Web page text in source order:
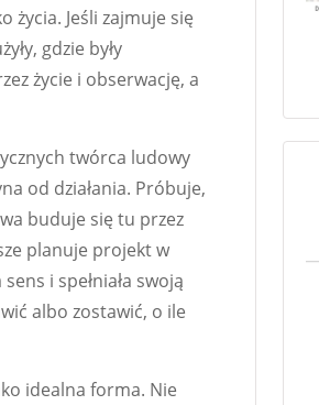
Jeśli zajmuje się
gdzie były
życie i obserwację, a
twórca ludowy
od działania. Próbuje,
buduje się tu przez
planuje projekt w
i spełniała swoją
albo zostawić, o ile
idealna forma. Nie